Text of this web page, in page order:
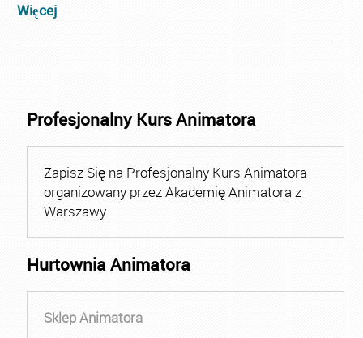
Więcej
Profesjonalny Kurs Animatora
Zapisz Się na Profesjonalny Kurs Animatora
organizowany przez Akademię Animatora z
Warszawy.
Hurtownia Animatora
Sklep Animatora